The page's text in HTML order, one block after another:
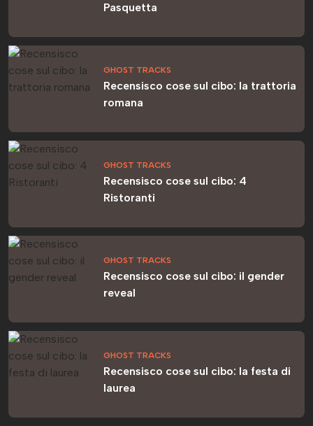
Pasquetta
GHOST TRACKS
Recensisco cose sul cibo: la trattoria
romana
GHOST TRACKS
Recensisco cose sul cibo: 4
Ristoranti
GHOST TRACKS
Recensisco cose sul cibo: il gender
reveal
GHOST TRACKS
Recensisco cose sul cibo: la festa di
laurea